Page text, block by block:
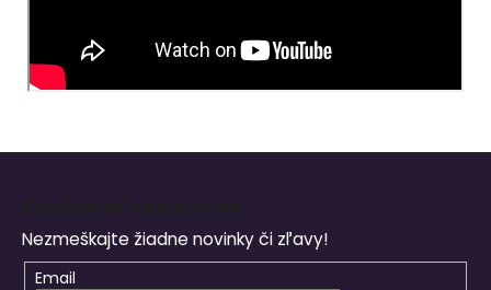
Nezmeškajte žiadne novinky či zľavy!
Email